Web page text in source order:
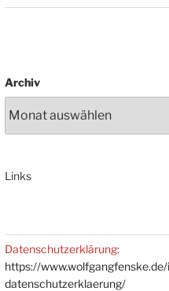
Archiv
Links
Datenschutzerklärung:
https://
datenschutzerklaerung/